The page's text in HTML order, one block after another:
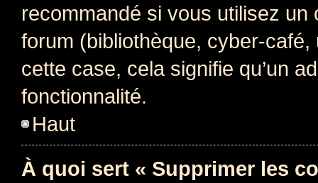
recommandé si vous utilisez
forum (bibliothèque, cyber-
cette case, cela signifie qu’un
fonctionnalité.
Haut
À quoi sert « Supprimer les